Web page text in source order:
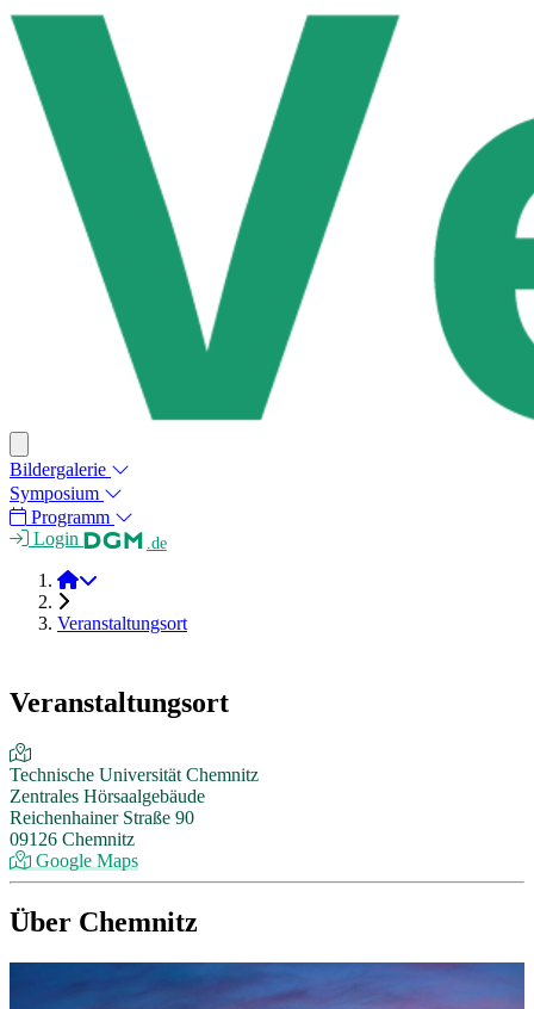
Bildergalerie
Symposium
Programm
Login
.de
Verbund 2026
Veranstaltungsort
Veranstaltungsort
Technische Universität Chemnitz
Zentrales Hörsaalgebäude
Reichenhainer Straße 90
09126 Chemnitz
Google Maps
Über Chemnitz